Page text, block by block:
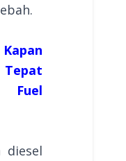
Kapan
Fuel
diesel